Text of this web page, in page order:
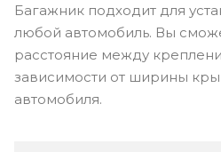
Багажник подходит для
любой автомобиль. Вы
расстояние между
зависимости от ширины
автомобиля.